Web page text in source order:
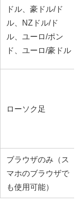
ドル、豪ドル/ド
ル、NZドル/ド
ル、ユーロ/ポン
ド、ユーロ/豪ドル
ローソク足
ブラウザのみ（ス
マホのブラウザで
も使用可能）